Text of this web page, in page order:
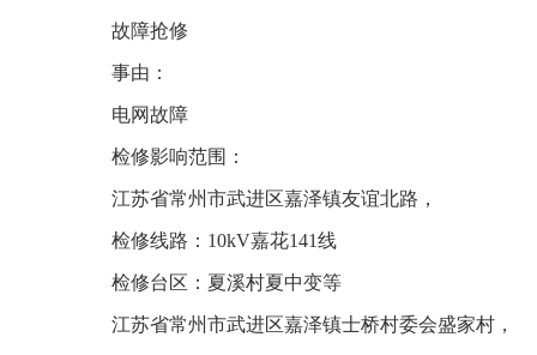
故障抢修
事由：
电网故障
检修影响范围：
江苏省常州市武进区嘉泽镇友谊北路，
检修线路：10kV嘉花141线
检修台区：夏溪村夏中变等
江苏省常州市武进区嘉泽镇士桥村委会盛家村，